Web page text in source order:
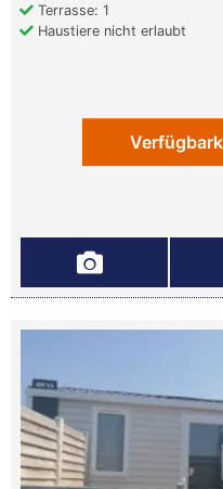
Terrasse: 1
Haustiere nicht erlaubt